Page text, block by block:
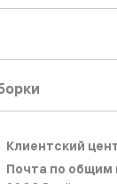
Клиентский
Почта по общим